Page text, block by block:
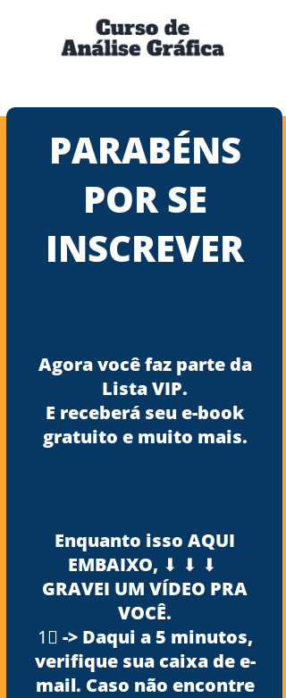
PARABÉNS
POR SE
INSCREVER
Agora você faz parte da
Lista VIP.
E receberá seu e-book
gratuito e muito mais.
Enquanto isso AQUI
EMBAIXO, ⬇ ⬇ ⬇
GRAVEI UM VÍDEO PRA
VOCÊ.
1⃣ -> Daqui a 5 minutos,
verifique sua caixa de e-
mail. Caso não encontre